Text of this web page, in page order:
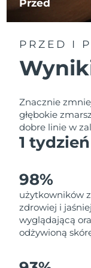
Przed
PRZED I
Znacznie
głębokie
dobre linie w
1 tydzień
98%
użytkowników
zdrowiej i jaśniej
wyglądającą
odżywioną
Liban
Litwa
Luksemburg
SRA Makau
Malezja
Malta
Meksyk
Monako